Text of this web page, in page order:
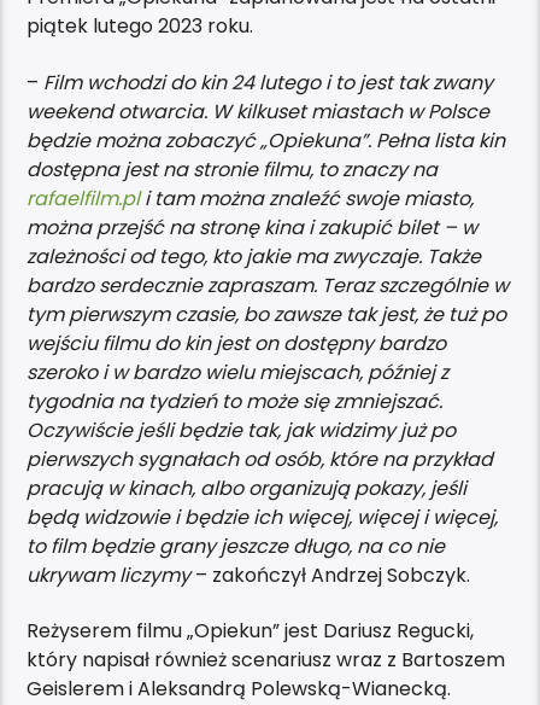
piątek lutego 2023 roku.
– Film wchodzi do kin 24 lutego i to jest tak zwany
weekend otwarcia. W kilkuset miastach w Polsce
będzie można zobaczyć „Opiekuna”. Pełna lista kin
dostępna jest na stronie filmu, to znaczy na
rafaelfilm.pli tam można znaleźć swoje miasto,
można przejść na stronę kina i zakupić bilet – w
zależności od tego, kto jakie ma zwyczaje. Także
bardzo serdecznie zapraszam. Teraz szczególnie w
tym pierwszym czasie, bo zawsze tak jest, że tuż po
wejściu filmu do kin jest on dostępny bardzo
szeroko i w bardzo wielu miejscach, później z
tygodnia na tydzień to może się zmniejszać.
Oczywiście jeśli będzie tak, jak widzimy już po
pierwszych sygnałach od osób, które na przykład
pracują w kinach, albo organizują pokazy, jeśli
będą widzowie i będzie ich więcej, więcej i więcej,
to film będzie grany jeszcze długo, na co nie
ukrywam liczymy– zakończył Andrzej Sobczyk.
Reżyserem filmu „Opiekun” jest Dariusz Regucki,
który napisał również scenariusz wraz z Bartoszem
Geislerem i Aleksandrą Polewską-Wianecką.